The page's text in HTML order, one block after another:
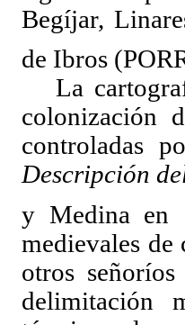
Begíjar,
de Ibros
La
colonización
controladas
Descripción
y Medina en
medievales de
otros
delimitación